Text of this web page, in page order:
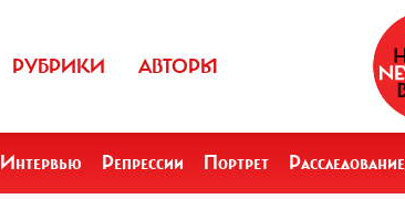
РУБРИКИ АВТОРЫ
Интервью Репрессии Портрет Расследование